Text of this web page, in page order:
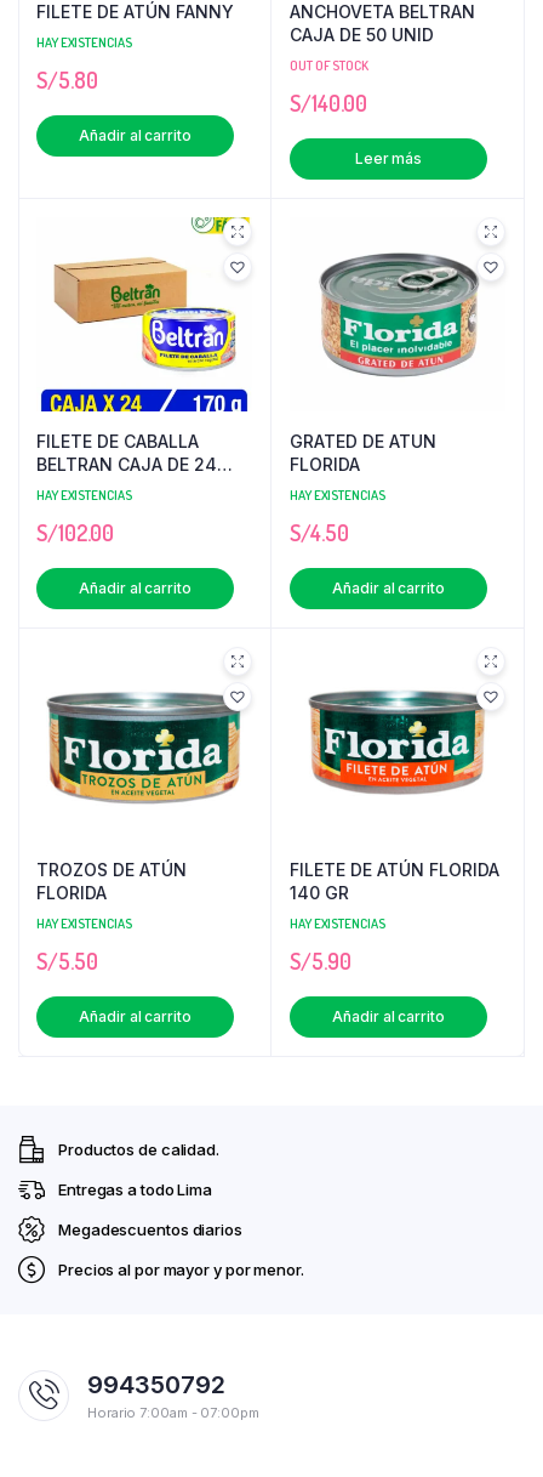
FILETE DE ATÚN FANNY
HAY EXISTENCIAS
S/5.80
Añadir al carrito
ANCHOVETA BELTRAN
CAJA DE 50 UNID
OUT OF STOCK
S/140.00
Leer más
FILETE DE CABALLA
BELTRAN CAJA DE 24
UNID
HAY EXISTENCIAS
S/102.00
Añadir al carrito
GRATED DE ATUN
FLORIDA
HAY EXISTENCIAS
S/4.50
Añadir al carrito
TROZOS DE ATÚN
FLORIDA
HAY EXISTENCIAS
S/5.50
Añadir al carrito
FILETE DE ATÚN FLORIDA
140 GR
HAY EXISTENCIAS
S/5.90
Añadir al carrito
Productos de calidad.
Entregas a todo Lima
Megadescuentos diarios
Precios al por mayor y por menor.
994350792
Horario 7:00am - 07:00pm